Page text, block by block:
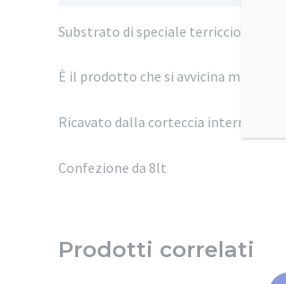
Substrato di speciale terriccio in
È il prodotto che si avvicina
Ricavato dalla corteccia interna dei
Confezione da 8lt
Prodotti correlati